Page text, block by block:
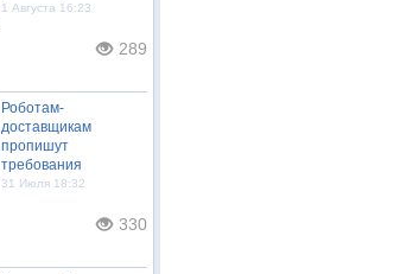
1 Августа 16:23
289
Роботам-
доставщикам
пропишут
требования
31 Июля 18:32
330